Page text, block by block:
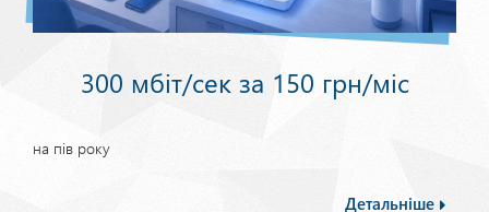
300 мбіт/сек за 150 грн/міс
на пів року
Детальніше